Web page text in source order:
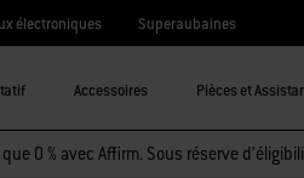
électroniques Superaubaines
Accessoires Pièces et
0 % avec Affirm. Sous réserve